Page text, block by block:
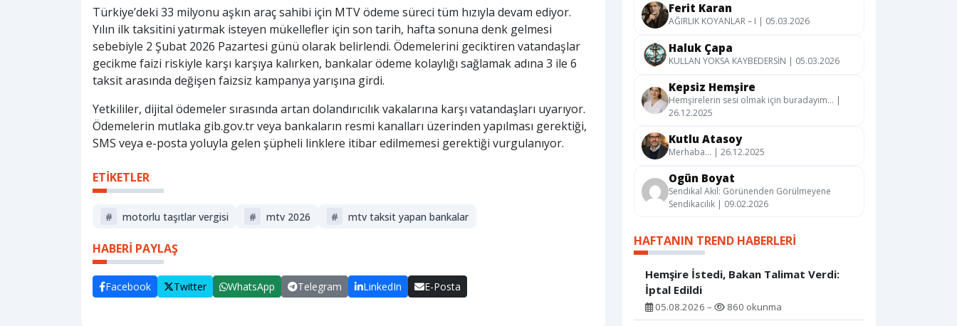
Türkiye’deki 33 milyonu aşkın araç sahibi için MTV ödeme süreci tüm hızıyla devam ediyor.
Yılın ilk taksitini yatırmak isteyen mükellefler için son tarih, hafta sonuna denk gelmesi
sebebiyle 2 Şubat 2026 Pazartesi günü olarak belirlendi. Ödemelerini geciktiren vatandaşlar
gecikme faizi riskiyle karşı karşıya kalırken, bankalar ödeme kolaylığı sağlamak adına 3 ile 6
taksit arasında değişen faizsiz kampanya yarışına girdi.
Yetkililer, dijital ödemeler sırasında artan dolandırıcılık vakalarına karşı vatandaşları uyarıyor.
Ödemelerin mutlaka gib.gov.tr veya bankaların resmi kanalları üzerinden yapılması gerektiği,
SMS veya e-posta yoluyla gelen şüpheli linklere itibar edilmemesi gerektiği vurgulanıyor.
ETİKETLER
# motorlu taşıtlar vergisi # mtv 2026 # mtv taksit yapan bankalar
HABERİ PAYLAŞ
Facebook Twitter WhatsApp Telegram LinkedIn E-Posta
Ferit Karan
AĞIRLIK KOYANLAR – I | 05.03.2026
Haluk Çapa
KULLAN YOKSA KAYBEDERSİN | 05.03.2026
Kepsiz Hemşire
Hemşirelerin sesi olmak için buradayım… |
26.12.2025
Kutlu Atasoy
Merhaba… | 26.12.2025
Ogün Boyat
Sendikal Akıl: Görünenden Görülmeyene
Sendikacılık | 09.02.2026
HAFTANIN TREND HABERLERI
Hemşire İstedi, Bakan Talimat Verdi:
İptal Edildi
05.08.2026 – 860 okunma